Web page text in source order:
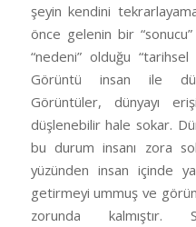
şeyin kendini
önce gelenin bir
“nedeni” olduğu “tarihsel
Görüntü insan ile
Görüntüler, dünyayı
düşlenebilir hale sokar.
bu durum insanı zora
yüzünden insan içinde
getirmeyi ummuş ve
zorunda kalmıştır.